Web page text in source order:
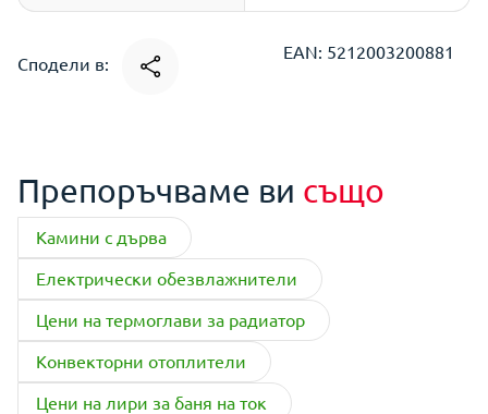
Сподели в:
EAN: 5212003200881
Препоръчваме ви също
Камини с дърва
Електрически обезвлажнители
Цени на термоглави за радиатор
Конвекторни отоплители
Цени на лири за баня на ток